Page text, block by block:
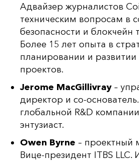
Адвайзер журналистов
техническим вопросам в
безопасности и блокчейн
Более 15 лет опыта в
планировании и развитии
проектов.
Jerome MacGillivray –
директор и со-
глобальной R&D
энтузиаст.
Owen Byrne – проектный
Вице-президент ITBS LLC.